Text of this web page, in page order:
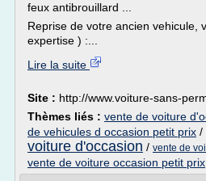
feux antibrouillard ...
Reprise de votre ancien vehicule,
expertise ) :...
Lire la suite
Site : http://www.voiture-sans-
Thèmes liés : vente de voiture
de vehicules d occasion petit prix /
voiture d'occasion / vente de
vente de voiture occasion petit prix